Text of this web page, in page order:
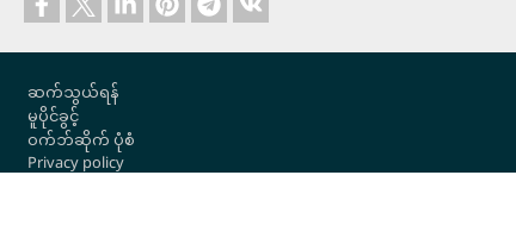
Footer
ဆက်သွယ်ရန်
မူပိုင်ခွင့်
ဝက်ဘ်ဆိုက် ပုံစံ
Privacy policy